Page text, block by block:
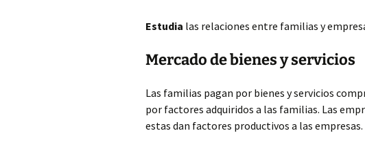
Estudia las relaciones entre familias y
Mercado de bienes y servicios
Las familias pagan por bienes y servicios
por factores adquiridos a las familias. Las
estas dan factores productivos a las empresas.